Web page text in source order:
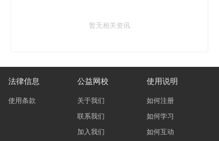
暂无相关资讯
法律信息
使用条款
公益网校
关于我们
联系我们
加入我们
使用说明
如何注册
如何学习
如何互动